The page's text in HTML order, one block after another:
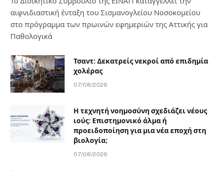
αιφνιδιαστική ένταξη του Σισμανογλείου Νοσοκομείου
στο πρόγραμμα των πρωινών εφημεριών της Αττικής για
Παθολογικά
Τσαντ: Δεκατρείς νεκροί από επιδημία
χολέρας
07/08/2026
Η τεχνητή νοημοσύνη σχεδιάζει νέους
ιούς: Επιστημονικό άλμα ή
προειδοποίηση για μια νέα εποχή στη
βιολογία;
07/08/2026